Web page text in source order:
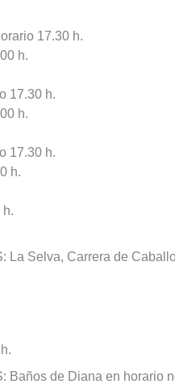
17.30 h.
h.
17.30 h.
h.
17.30 h.
h.
h.
La Selva, Carrera de
Baños de Diana en horario